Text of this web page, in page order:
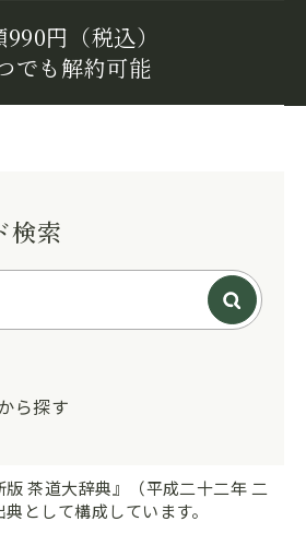
990円（税込）
でも解約可能
検索
ら探す
茶道大辞典』（平成二十二年 二
として構成しています。